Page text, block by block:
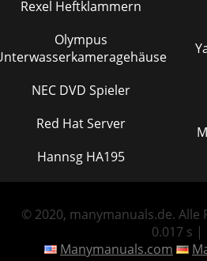
Rexel Heftklammern
Olympus
NEC DVD Spieler
Red Hat Server
Hannsg HA195
© 2020, manymanuals.de. Alle
0.017 s |
Manymanuals.com